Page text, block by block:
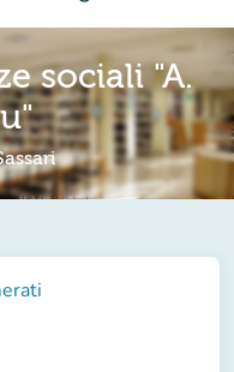
sociali "A.